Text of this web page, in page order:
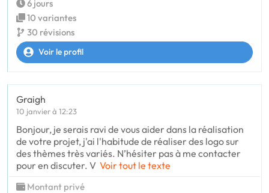
6 jours
10 variantes
30 révisions
Voir le profil
Graigh
10 janvier à 12:23
Bonjour, je serais ravi de vous aider dans la réalisation
de votre projet, j'ai l'habitude de réaliser des logo sur
des thèmes très variés. N’hésiter pas à me contacter
pour en discuter. V Voir tout le texte
Montant privé